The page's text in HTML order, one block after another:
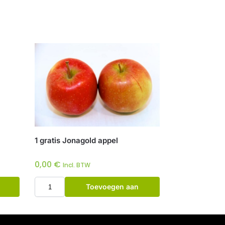
1 gratis Jonagold appel
0,00 € Incl. BTW
Toevoegen aan